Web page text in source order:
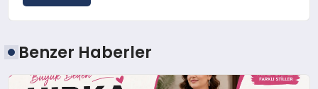
Benzer Haberler